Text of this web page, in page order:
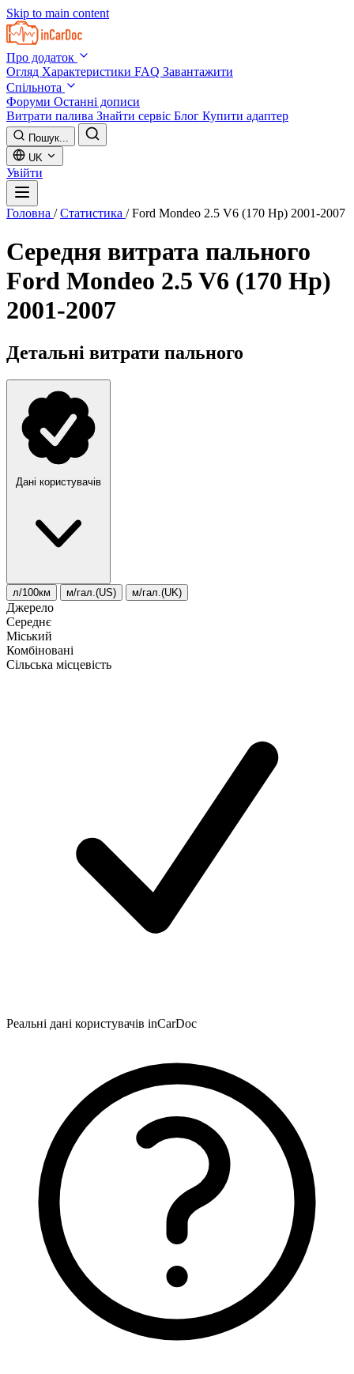
Skip to main content
Про додаток
Огляд Характеристики FAQ Завантажити
Спільнота
Форуми Останні дописи
Витрати палива Знайти сервіс Блог Купити адаптер
Пошук...
UK
Увійти
Головна / Статистика / Ford Mondeo 2.5 V6 (170 Hp) 2001-2007
Середня витрата пального
Ford Mondeo 2.5 V6 (170 Hp)
2001-2007
Детальні витрати пального
Дані користувачів
л/100км м/гал.(US) м/гал.(UK)
Джерело
Середнє
Міський
Комбіновані
Сільська місцевість
Реальні дані користувачів inCarDoc